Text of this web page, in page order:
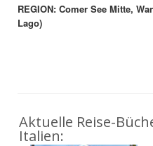
REGION: Comer See Mitte,
Lago)
Aktuelle Reise-
Italien: